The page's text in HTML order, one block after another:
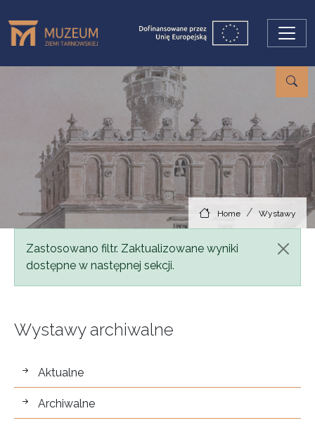
Home Wystawy
Status message
Zastosowano filtr. Zaktualizowane wyniki
dostępne w następnej sekcji.
Wystawy archiwalne
wystawy
Aktualne
Archiwalne